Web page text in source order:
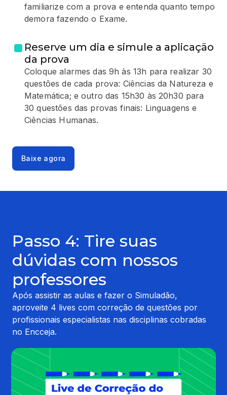
familiarize com a prova e entenda quanto tempo
demora fazendo o Exame.
Reserve um dia e simule a aplicação
da prova
Coloque alarmes das 9h às 13h para realizar 30
questões de cada prova: Ciências da Natureza e
Matemática; e outro das 15h30 às 20h30 para
30 questões das provas finais: Linguagens e
Ciências Humanas.
Baixe agora
Passo 4: Tire suas
dúvidas com nossos
professores
Após assistir as aulas e fazer o Simuladão,
aproveite 4 lives com correção de questões por
profissionais especialistas nas disciplinas cobradas
no Encceja.